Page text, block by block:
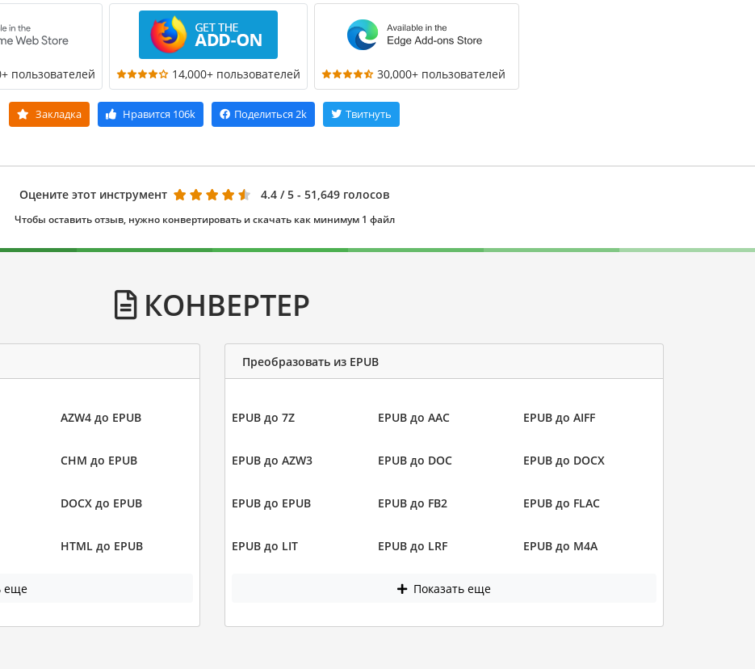
пользователей 14,000+ пользователей 30,000+ пользователей
Закладка Нравится 106k Поделиться 2k Твитнуть
Оцените этот инструмент 4.4 / 5 - 51,649 голосов
Чтобы оставить отзыв, нужно конвертировать и скачать как минимум 1 файл
КОНВЕРТЕР
AZW4 до EPUB
CHM до EPUB
DOCX до EPUB
HTML до EPUB
еще
Преобразовать из EPUB
EPUB до 7Z EPUB до AAC EPUB до AIFF
EPUB до AZW3 EPUB до DOC EPUB до DOCX
EPUB до EPUB EPUB до FB2 EPUB до FLAC
EPUB до LIT EPUB до LRF EPUB до M4A
Показать еще